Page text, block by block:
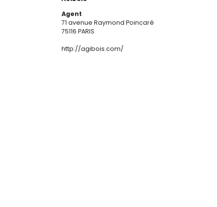
Agent
71 avenue Raymond Poincaré
75116 PARIS
http://agibois.com/